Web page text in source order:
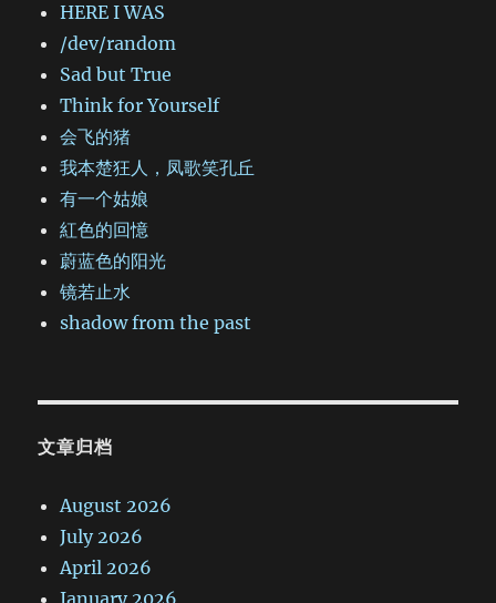
HERE I WAS
/dev/random
Sad but True
Think for Yourself
会飞的猪
我本楚狂人，凤歌笑孔丘
有一个姑娘
紅色的回憶
蔚蓝色的阳光
镜若止水
shadow from the past
文章归档
August 2026
July 2026
April 2026